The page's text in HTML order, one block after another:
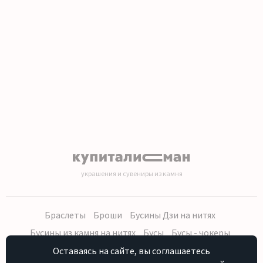
украшения и сувениры из камня
Браслеты Броши
Бусины Дзи на нитях
Бусины из камня на нитях
Бусы
Бусы - чокеры
Кольца, серьги
Кулоны
Наборы (бусы, браслет, серьги)
Оставаясь на сайте, вы соглашаетесь